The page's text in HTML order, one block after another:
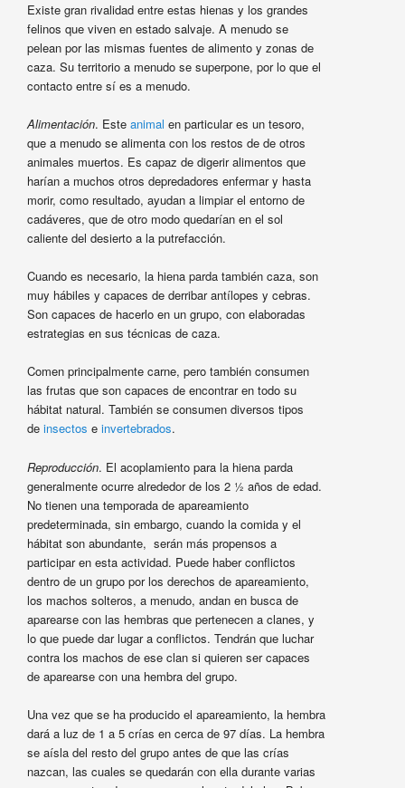
Existe gran rivalidad entre estas hienas y los grandes
felinos que viven en estado salvaje. A menudo se
pelean por las mismas fuentes de alimento y zonas de
caza. Su territorio a menudo se superpone, por lo que el
contacto entre sí es a menudo.
Alimentación. Este animal en particular es un tesoro,
que a menudo se alimenta con los restos de de otros
animales muertos. Es capaz de digerir alimentos que
harían a muchos otros depredadores enfermar y hasta
morir, como resultado, ayudan a limpiar el entorno de
cadáveres, que de otro modo quedarían en el sol
caliente del desierto a la putrefacción.
Cuando es necesario, la hiena parda también caza, son
muy hábiles y capaces de derribar antílopes y cebras.
Son capaces de hacerlo en un grupo, con elaboradas
estrategias en sus técnicas de caza.
Comen principalmente carne, pero también consumen
las frutas que son capaces de encontrar en todo su
hábitat natural. También se consumen diversos tipos
de insectos e invertebrados.
Reproducción. El acoplamiento para la hiena parda
generalmente ocurre alrededor de los 2 ½ años de edad.
No tienen una temporada de apareamiento
predeterminada, sin embargo, cuando la comida y el
hábitat son abundante, serán más propensos a
participar en esta actividad. Puede haber conflictos
dentro de un grupo por los derechos de apareamiento,
los machos solteros, a menudo, andan en busca de
aparearse con las hembras que pertenecen a clanes, y
lo que puede dar lugar a conflictos. Tendrán que luchar
contra los machos de ese clan si quieren ser capaces
de aparearse con una hembra del grupo.
Una vez que se ha producido el apareamiento, la hembra
dará a luz de 1 a 5 crías en cerca de 97 días. La hembra
se aísla del resto del grupo antes de que las crías
nazcan, las cuales se quedarán con ella durante varias